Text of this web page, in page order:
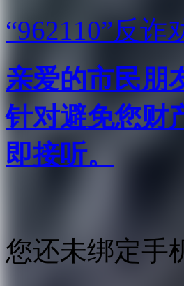
“962110”反诈
亲爱的市民朋
针对避免您财
即接听。
您还未绑定手